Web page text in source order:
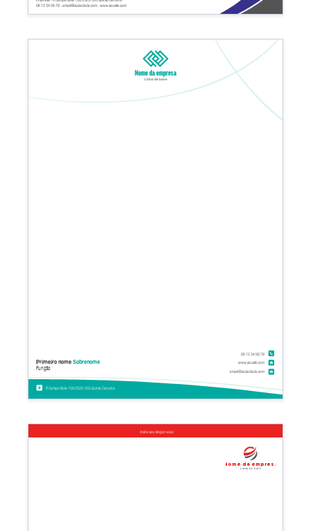
06 12 34 56 78 - email@sociedade.com - www.seusite.com
R Campo Bola 109 2525-555 Quinta Carocho
06 12 34 56 78
www.seusite.com
email@sociedade.com
Função
Primeiro nomeSobrenome
Nome da empresa
Linha de base
Insira seu slogan aqui
Nome da empresa
Linha de base